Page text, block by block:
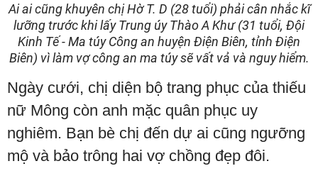
Ai ai cũng khuyên chị Hờ T. D (28 tuổi) phải cân nhắc kĩ
lưỡng trước khi lấy Trung úy Thào A Khư (31 tuổi, Đội
Kinh Tế - Ma túy Công an huyện Điện Biên, tỉnh Điện
Biên) vì làm vợ công an ma túy sẽ vất vả và nguy hiểm.
Ngày cưới, chị diện bộ trang phục của thiếu
nữ Mông còn anh mặc quân phục uy
nghiêm. Bạn bè chị đến dự ai cũng ngưỡng
mộ và bảo trông hai vợ chồng đẹp đôi.